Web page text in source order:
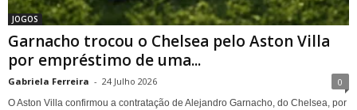
JOGOS
Garnacho trocou o Chelsea pelo Aston Villa
por empréstimo de uma...
Gabriela Ferreira - 24 Julho 2026 0
O Aston Villa confirmou a contratação de Alejandro Garnacho, do Chelsea, por